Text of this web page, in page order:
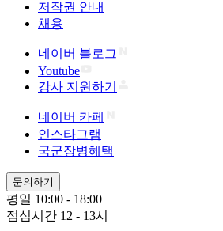
저작권 안내
채용
네이버 블로그
Youtube
강사 지원하기
네이버 카페
인스타그램
국군장병혜택
문의하기
평일 10:00 - 18:00
점심시간 12 - 13시